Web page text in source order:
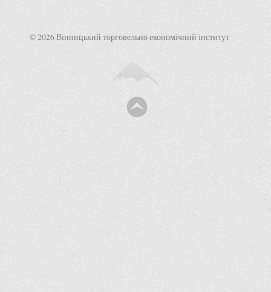
© 2026 Вінницький торговельно економічний інститут